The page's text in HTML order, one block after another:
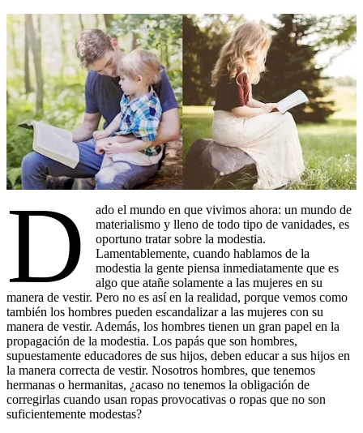
D
ado el mundo en que vivimos ahora: un mundo de
materialismo y lleno de todo tipo de vanidades, es
oportuno tratar sobre la modestia.
Lamentablemente, cuando hablamos de la
modestia la gente piensa inmediatamente que es
algo que atañe solamente a las mujeres en su
manera de vestir. Pero no es así en la realidad, porque vemos como
también los hombres pueden escandalizar a las mujeres con su
manera de vestir. Además, los hombres tienen un gran papel en la
propagación de la modestia. Los papás que son hombres,
supuestamente educadores de sus hijos, deben educar a sus hijos en
la manera correcta de vestir. Nosotros hombres, que tenemos
hermanas o hermanitas, ¿acaso no tenemos la obligación de
corregirlas cuando usan ropas provocativas o ropas que no son
suficientemente modestas?